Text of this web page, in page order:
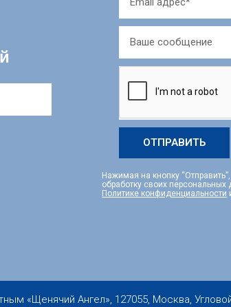
ОТПРАВИТЬ
Нажимая на кнопку
обработку своих
Политике конфиденциальности
«Щенячий Ангел», 127055, Москва,